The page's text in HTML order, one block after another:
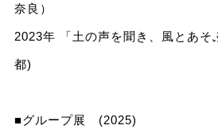
奈良）
2023年 「土の声を聞き、風とあ
都)
■グループ展 (2025)